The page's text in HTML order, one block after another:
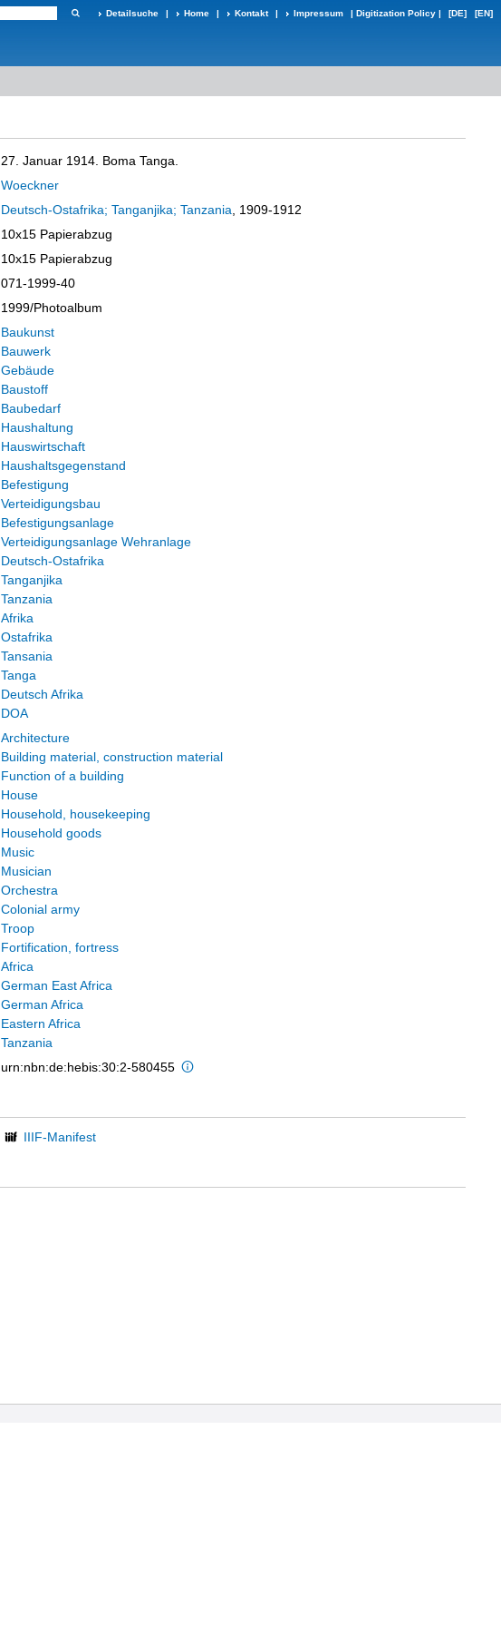
Detailsuche | Home | Kontakt | Impressum | Digitization Policy | [DE] [EN]
27. Januar 1914. Boma Tanga.
Woeckner
Deutsch-Ostafrika; Tanganjika; Tanzania , 1909-1912
10x15 Papierabzug
10x15 Papierabzug
071-1999-40
1999/Photoalbum
Baukunst
Bauwerk
Gebäude
Baustoff
Baubedarf
Haushaltung
Hauswirtschaft
Haushaltsgegenstand
Befestigung
Verteidigungsbau
Befestigungsanlage
Verteidigungsanlage Wehranlage
Deutsch-Ostafrika
Tanganjika
Tanzania
Afrika
Ostafrika
Tansania
Tanga
Deutsch Afrika
DOA
Architecture
Building material, construction material
Function of a building
House
Household, housekeeping
Household goods
Music
Musician
Orchestra
Colonial army
Troop
Fortification, fortress
Africa
German East Africa
German Africa
Eastern Africa
Tanzania
urn:nbn:de:hebis:30:2-580455
IIIF-Manifest